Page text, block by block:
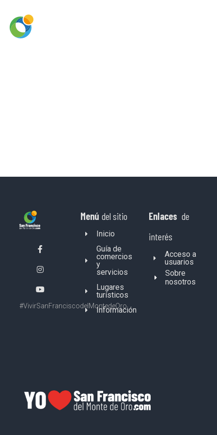
#VivirSanFranciscodelMontedeOro
Menú del sitio
Inicio
Guía de
comercios
y
servicios
Lugares
turísticos
Información
Enlaces de
interés
Acceso a
usuarios
Sobre
nosotros